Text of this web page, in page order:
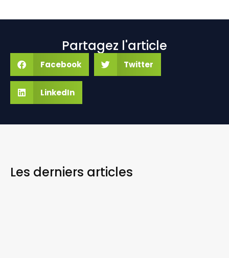
Partagez l'article
Facebook Twitter
LinkedIn
Les derniers articles